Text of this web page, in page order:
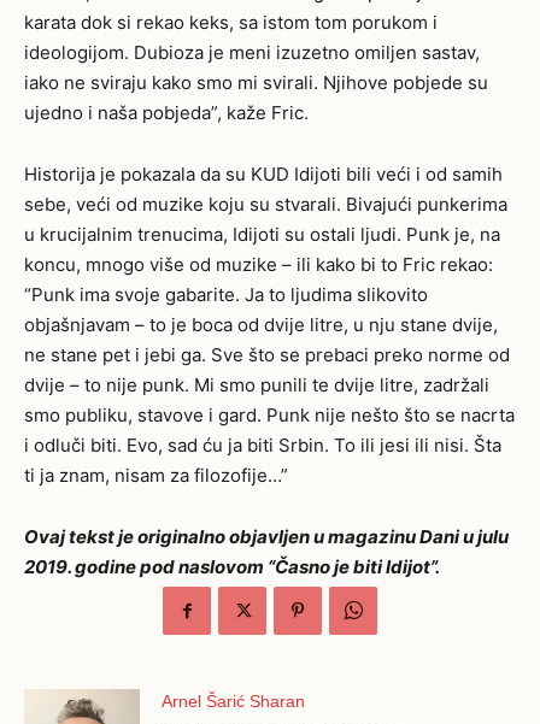
karata dok si rekao keks, sa istom tom porukom i
ideologijom. Dubioza je meni izuzetno omiljen sastav,
iako ne sviraju kako smo mi svirali. Njihove pobjede su
ujedno i naša pobjeda”, kaže Fric.
Historija je pokazala da su KUD Idijoti bili veći i od samih
sebe, veći od muzike koju su stvarali. Bivajući punkerima
u krucijalnim trenucima, Idijoti su ostali ljudi. Punk je, na
koncu, mnogo više od muzike – ili kako bi to Fric rekao:
“Punk ima svoje gabarite. Ja to ljudima slikovito
objašnjavam – to je boca od dvije litre, u nju stane dvije,
ne stane pet i jebi ga. Sve što se prebaci preko norme od
dvije – to nije punk. Mi smo punili te dvije litre, zadržali
smo publiku, stavove i gard. Punk nije nešto što se nacrta
i odluči biti. Evo, sad ću ja biti Srbin. To ili jesi ili nisi. Šta
ti ja znam, nisam za filozofije…”
Ovaj tekst je originalno objavljen u magazinu Dani u julu
2019. godine pod naslovom “Časno je biti Idijot”.
Arnel Šarić Sharan